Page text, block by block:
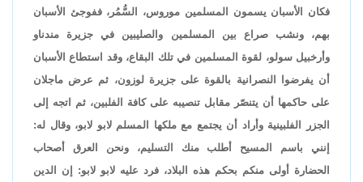
فكان الأسبان يسمون المسلمين موروس، السُّمُر، ففوجئ الأسبان
بهم، ونشب صراع بين المسلمين والصليبين في جزيرة مندناو
وأرخبيل سولو، لقوة المسلمين في تلك البقاع، وقد استطاع الأسبان
أن يفرضوا النصرانية بالقوة على جزيرة لوزون، ثم عرض ماجلان
على حاكمها أن يتنصّر مقابل تنصيبه على كافة الفلبين، ثم اتجه إلى
الجزر الفلبينية وأراد أن يجتمع مع ملكها المسلم لابو لابو، وقال له:
إنني باسم المسيح أطلب منك التسليم، ونحن العرق أصحاب
الحضارة أولى منكم بحكم هذه البلاد، فرد عليه لابو لابو: إن الدين